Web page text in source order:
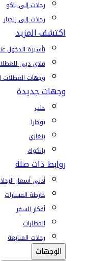
رحلات إلى باكو
رحلات إلى زنجبار
اكتشف المزيد
تأشيرة الدخول
فلاي دبي
وجهات العطلات
وجهات جديدة
حلب
بوخارا
بنغازي
بانكوك
روابط ذات صلة
أدنى أسعار
خارطة المسارات
أفكار السفر
المطارات
رحلات المتابعة
الوجهات